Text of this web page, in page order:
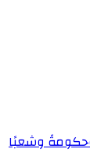
وحكومةً وشعبًا